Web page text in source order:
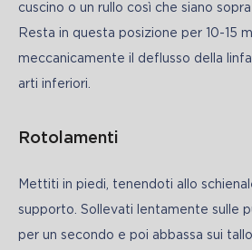
cuscino o un rullo così che siano
Resta in questa posizione per 10-15
meccanicamente il deflusso della
arti inferiori.
Rotolamenti
Mettiti in piedi, tenendoti allo
supporto. Sollevati lentamente sulle
per un secondo e poi abbassa sui